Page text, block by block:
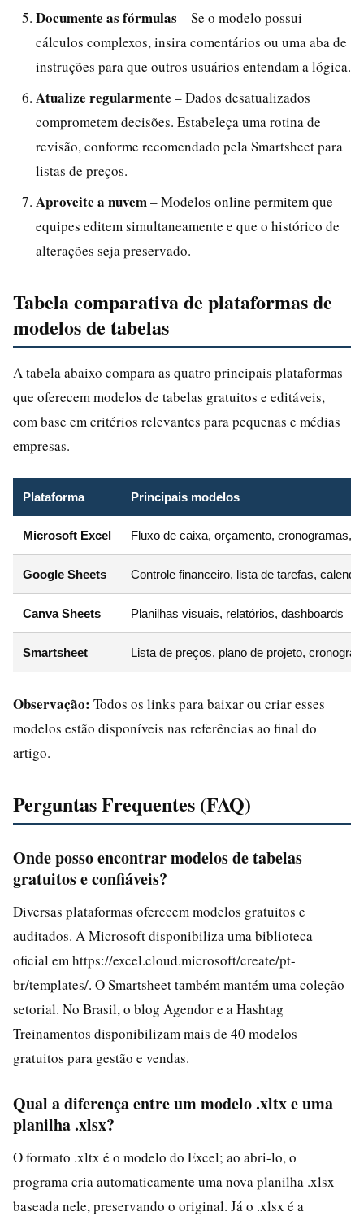
Documente as fórmulas – Se o modelo possui
cálculos complexos, insira comentários ou uma aba de
instruções para que outros usuários entendam a lógica.
Atualize regularmente – Dados desatualizados
comprometem decisões. Estabeleça uma rotina de
revisão, conforme recomendado pela Smartsheet para
listas de preços.
Aproveite a nuvem– Modelos online permitem que
equipes editem simultaneamente e que o histórico de
alterações seja preservado.
Tabela comparativa de plataformas de
modelos de tabelas
A tabela abaixo compara as quatro principais plataformas
que oferecem modelos de tabelas gratuitos e editáveis,
com base em critérios relevantes para pequenas e médias
empresas.
Plataforma Principais modelos
Microsoft Excel Fluxo de caixa, orçamento, cronogramas,
Google Sheets Controle financeiro, lista de tarefas,
Canva Sheets Planilhas visuais, relatórios, dashboards
Smartsheet Lista de preços, plano de projeto,
Observação: Todos os links para baixar ou criar esses
modelos estão disponíveis nas referências ao final do
artigo.
Perguntas Frequentes (FAQ)
Onde posso encontrar modelos de tabelas
gratuitos e confiáveis?
Diversas plataformas oferecem modelos gratuitos e
auditados. A Microsoft disponibiliza uma biblioteca
oficial em https://excel.cloud.microsoft/create/pt-
br/templates/. O Smartsheet também mantém uma coleção
setorial. No Brasil, o blog Agendor e a Hashtag
Treinamentos disponibilizam mais de 40 modelos
gratuitos para gestão e vendas.
Qual a diferença entre um modelo .xltx e uma
planilha .xlsx?
O formato .xltx é o modelo do Excel; ao abri-lo, o
programa cria automaticamente uma nova planilha .xlsx
baseada nele, preservando o original. Já o .xlsx é a